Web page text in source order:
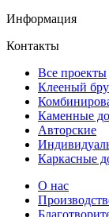
Информация
Контакты
Все проекты
Клееный
Каменные
Авторские
Каркасные
О нас